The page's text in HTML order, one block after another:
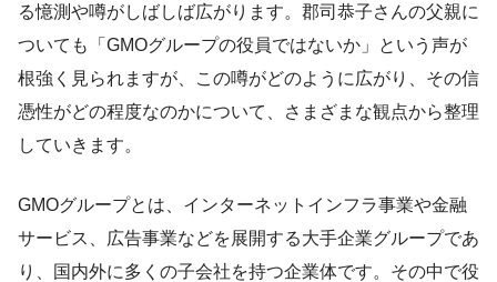
る憶測や噂がしばしば広がります。郡司恭子さんの父親に
ついても「GMOグループの役員ではないか」という声が
根強く見られますが、この噂がどのように広がり、その信
憑性がどの程度なのかについて、さまざまな観点から整理
していきます。
GMOグループとは、インターネットインフラ事業や金融
サービス、広告事業などを展開する大手企業グループであ
り、国内外に多くの子会社を持つ企業体です。その中で役